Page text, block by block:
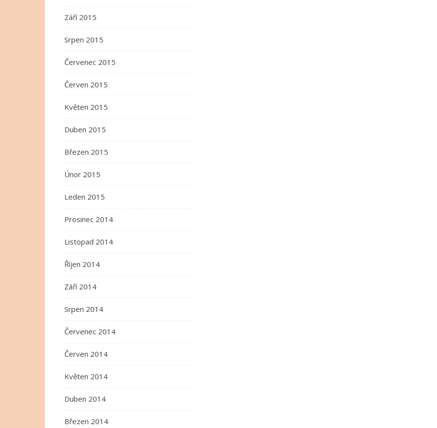
Září 2015
Srpen 2015
Červenec 2015
Červen 2015
Květen 2015
Duben 2015
Březen 2015
Únor 2015
Leden 2015
Prosinec 2014
Listopad 2014
Říjen 2014
Září 2014
Srpen 2014
Červenec 2014
Červen 2014
Květen 2014
Duben 2014
Březen 2014